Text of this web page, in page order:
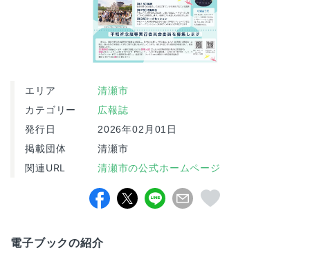
エリア 清瀬市
カテゴリー 広報誌
発行日 2026年02月01日
掲載団体 清瀬市
関連URL 清瀬市の公式ホームページ
電子ブックの紹介